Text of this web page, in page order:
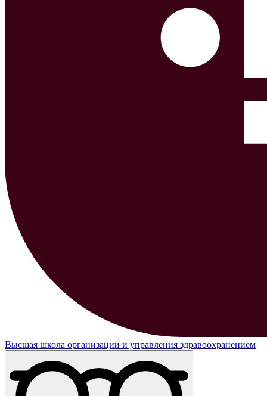
Высшая школа организации и управления здравоохранением